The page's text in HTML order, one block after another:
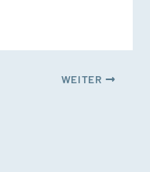
WEITER